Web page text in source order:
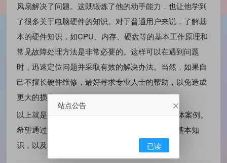
风扇解决了问题。这既锻炼了他的动手能力，也让他学到
了很多关于电脑硬件的知识。对于普通用户来说，了解基
本的硬件知识，如CPU、内存、硬盘等的基本工作原理和
常见故障处理方法是非常必要的。这样可以在遇到问题
时，迅速定位问题并采取有效的解决办法。当然，如果自
己不擅长硬件维修，最好寻求专业人士的帮助，以免造成
更大的损失。
以上就是关于电脑硬件故障中CPU故障的一个具体案例。
希望通过这个案例，大家能更加了解电脑硬件的基本知
识，以及在遇到硬件故障时如何处理。
站点公告
已读